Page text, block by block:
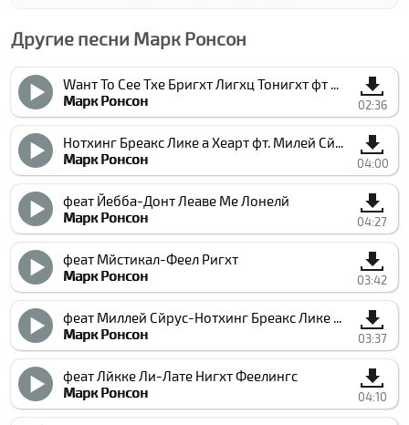
Другие песни Марк Ронсон
Wант То Сее Тхе Бригхт Лигхц Тонигхт фт Раисса
Марк Ронсон
02:36
Нотхинг Бреакс Лике а Хеарт фт. Милей Cйрус
Марк Ронсон
04:00
феат Йебба-Донт Леаве Ме Лонелй
Марк Ронсон
04:27
феат Мйстикал-Феел Ригхт
Марк Ронсон
03:42
феат Миллей Cйрус-Нотхинг Бреакс Лике А Хеарт
Марк Ронсон
03:37
феат Лйкке Ли-Лате Нигхт Феелингс
Марк Ронсон
04:10